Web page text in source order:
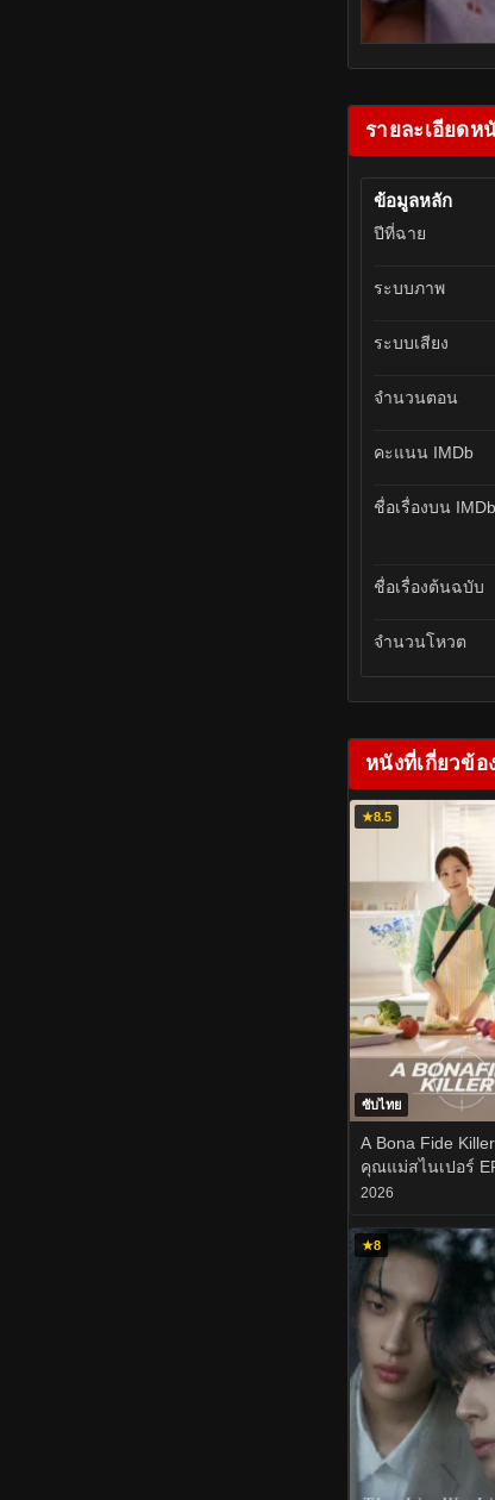
รายละเอียดห
ข้อมูลหลัก
ปีที่ฉาย
ระบบภาพ
ระบบเสียง
จำนวนตอน
คะแนน IMDb
ชื่อเรื่องบน IMDb
ชื่อเรื่องต้นฉบับ
จำนวนโหวต
หนังที่เกี่ยวข้อ
★8.5
ซับไทย
A Bona Fide
คุณแม่สไนเปอร์
2026
★8